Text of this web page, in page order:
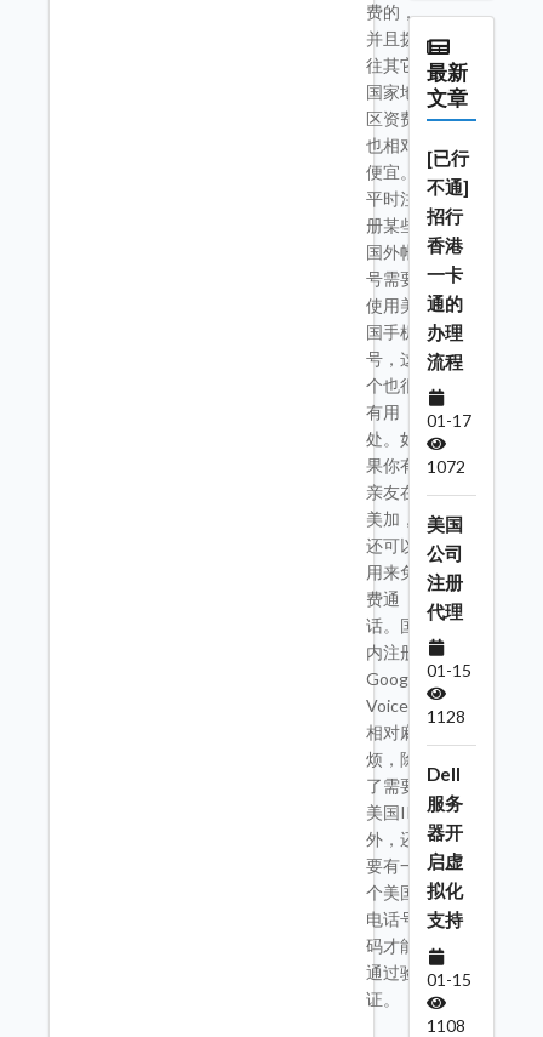
费的，
并且拨
往其它
国家地
区资费
也相对
便宜。
平时注
册某些
国外帐
号需要
使用美
国手机
号，这
个也很
有用
处。如
果你有
亲友在
美加，
还可以
用来免
费通
话。国
内注册
Google
Voice
相对麻
烦，除
了需要
美国IP
外，还
要有一
个美国
电话号
码才能
通过验
证。
最新
文章
[已行
不通]
招行
香港
一卡
通的
办理
流程
01-17
1072
美国
公司
注册
代理
01-15
1128
Dell
服务
器开
启虚
拟化
支持
01-15
1108